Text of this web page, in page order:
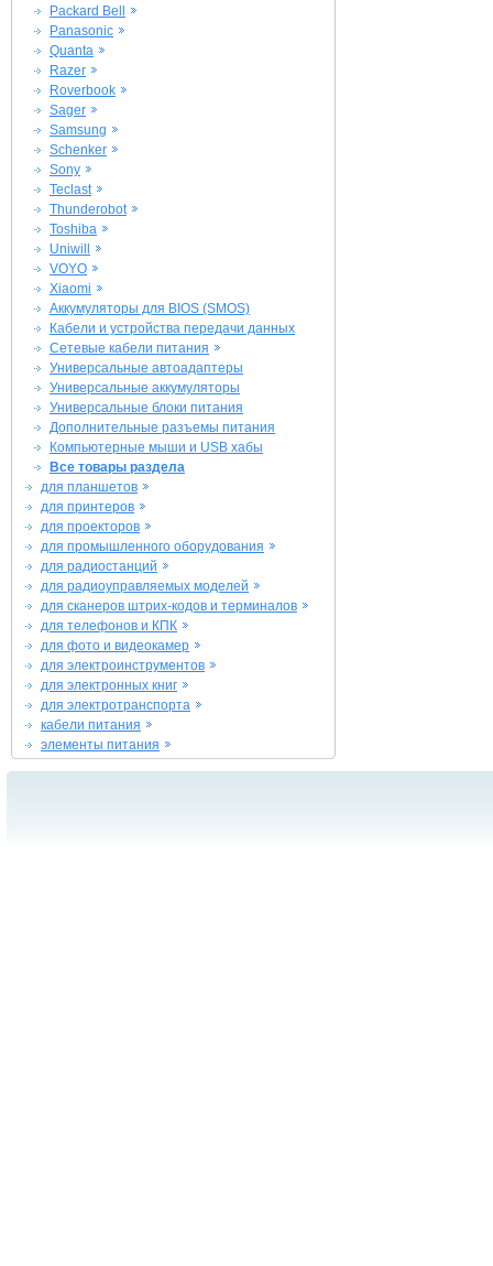
Packard Bell
Panasonic
Quanta
Razer
Roverbook
Sager
Samsung
Schenker
Sony
Teclast
Thunderobot
Toshiba
Uniwill
VOYO
Xiaomi
Аккумуляторы для BIOS (SMOS)
Кабели и устройства передачи данных
Сетевые кабели питания
Универсальные автоадаптеры
Универсальные аккумуляторы
Универсальные блоки питания
Дополнительные разъемы питания
Компьютерные мыши и USB хабы
Все товары раздела
для планшетов
для принтеров
для проекторов
для промышленного оборудования
для радиостанций
для радиоуправляемых моделей
для сканеров штрих-кодов и терминалов
для телефонов и КПК
для фото и видеокамер
для электроинструментов
для электронных книг
для электротранспорта
кабели питания
элементы питания